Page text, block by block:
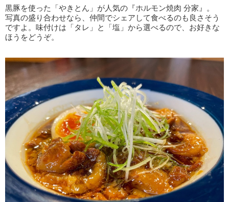
黒豚を使った「やきとん」が人気の『ホルモン焼肉 分家』。
写真の盛り合わせなら、仲間でシェアして食べるのも良さそう
ですよ。味付けは「タレ」と「塩」から選べるので、お好きな
ほうをどうぞ。